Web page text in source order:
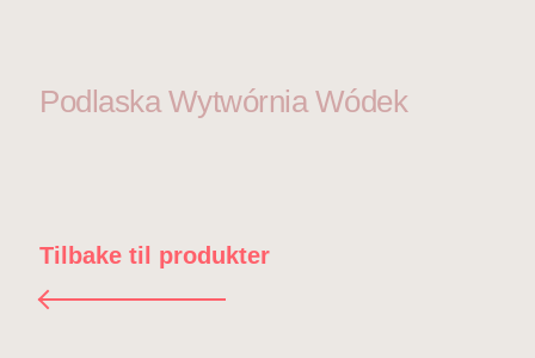
Podlaska Wytwórnia Wódek
Tilbake til produkter